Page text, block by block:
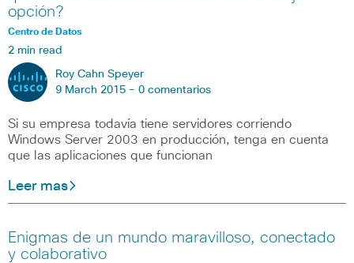
opción?
Centro de Datos
2 min read
Roy Cahn Speyer
9 March 2015 - 0 comentarios
Si su empresa todavía tiene servidores corriendo
Windows Server 2003 en producción, tenga en cuenta
que las aplicaciones que funcionan
Leer mas
Enigmas de un mundo maravilloso, conectado
y colaborativo